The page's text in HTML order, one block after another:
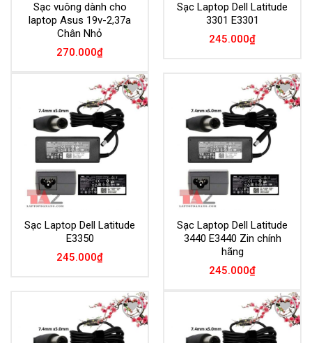
Sạc vuông dành cho
laptop Asus 19v-2,37a
Chân Nhỏ
270.000₫
Sạc Laptop Dell Latitude
3301 E3301
245.000₫
Add to
Wishlist
Sạc Laptop Dell Latitude
E3350
245.000₫
Add to
Wishlist
Sạc Laptop Dell Latitude
3440 E3440 Zin chính
hãng
245.000₫
Add to
Wishlist
Add to
Wishlist